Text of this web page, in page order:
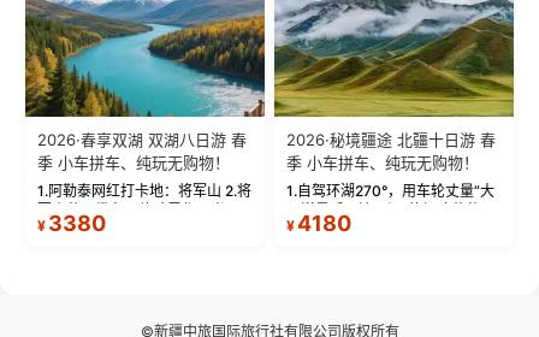
2026·春享双湖 双湖八日游 春
季 小车拼车、纯玩无购物！
1.阿勒泰网红打卡地：将军山 2.将
军山落日缆车，体验雪都风光 3.
将军山，夕阳派对，蹦迪party 4.
¥ 3380
2026·秘境疆途 北疆十日游 春
季 小车拼车、纯玩无购物！
1.自驾环湖270°，用车轮丈量“大
西洋最后一滴眼泪”的极致蔚蓝，
让雪山、花海与深邃湖水在转弯
¥4180
©新疆中旅国际旅行社有限公司版权所有